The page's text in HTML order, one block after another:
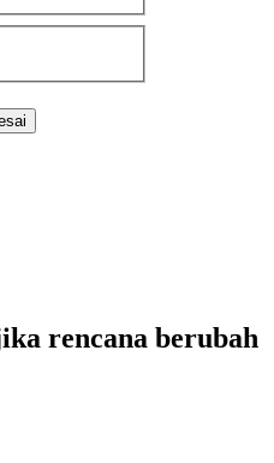
rencana berubah